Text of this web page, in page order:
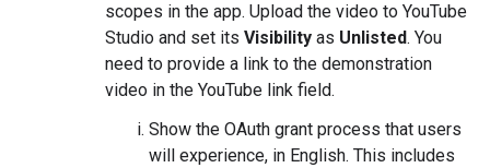
scopes in the app. Upload the video to YouTube
Studio and set its Visibility as Unlisted. You
need to provide a link to the demonstration
video in the YouTube link field.
Show the OAuth grant process that users
will experience, in English. This includes